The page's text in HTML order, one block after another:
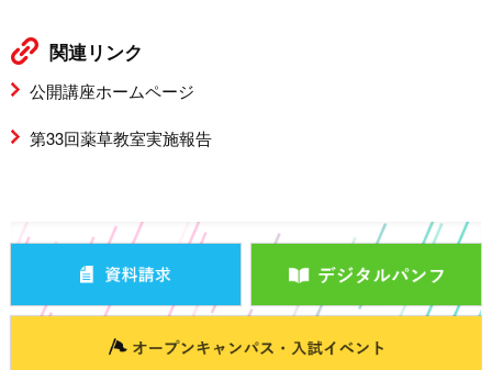
関連リンク
公開講座ホームページ
第33回薬草教室実施報告